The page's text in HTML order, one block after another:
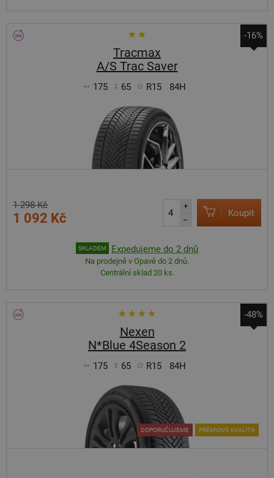
-16%
Tracmax
A/S Trac Saver
175 65 R15 84H
1 298 Kč
1 092 Kč
+
–
Koupit
SKLADEM Expedujeme do 2 dnů
Na prodejně v Opavě do 2 dnů.
Centrální sklad 20 ks.
-48%
Nexen
N*Blue 4Season 2
175 65 R15 84H
DOPORUČUJEME PRÉMIOVÁ KVALITA